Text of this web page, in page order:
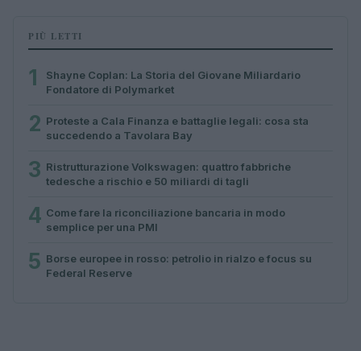
PIÙ LETTI
1
Shayne Coplan: La Storia del Giovane Miliardario
Fondatore di Polymarket
2 Proteste a Cala Finanza e battaglie legali: cosa sta
succedendo a Tavolara Bay
3 Ristrutturazione Volkswagen: quattro fabbriche
tedesche a rischio e 50 miliardi di tagli
4 Come fare la riconciliazione bancaria in modo
semplice per una PMI
5 Borse europee in rosso: petrolio in rialzo e focus su
Federal Reserve